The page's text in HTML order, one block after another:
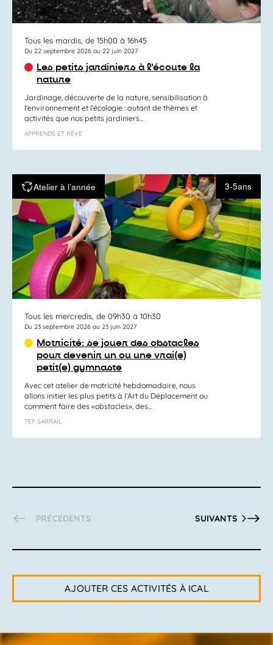
Tous les mardis, de 15h00 à 16h45
Du 22 septembre 2026 au 22 juin 2027
Les petits jardiniers à l’écoute la
nature
Jardinage, découverte de la nature, sensibilisation à
l'environnement et l'écologie : autant de thèmes et
activités que nos petits jardiniers...
APPRENDS ET RÊVE
Atelier à l’année 3-5ans
Tous les mercredis, de 09h30 à 10h30
Du 23 septembre 2026 au 23 juin 2027
Motricité: se jouer des obstacles
pour devenir un ou une vrai(e)
petit(e) gymnaste
Avec cet atelier de motricité hebdomadaire, nous
allons initier les plus petits à l’Art du Déplacement ou
comment faire des «obstacles», des...
TEP SARRAIL
ACTIVITÉS
PRÉCÉDENTS ACTIVITÉS
SUIVANTS
AJOUTER CES ACTIVITÉS À ICAL